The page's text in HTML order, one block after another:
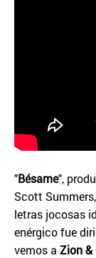
"Bésame",
Scott
letras jocosas
enérgico fue
vemos a Zion &